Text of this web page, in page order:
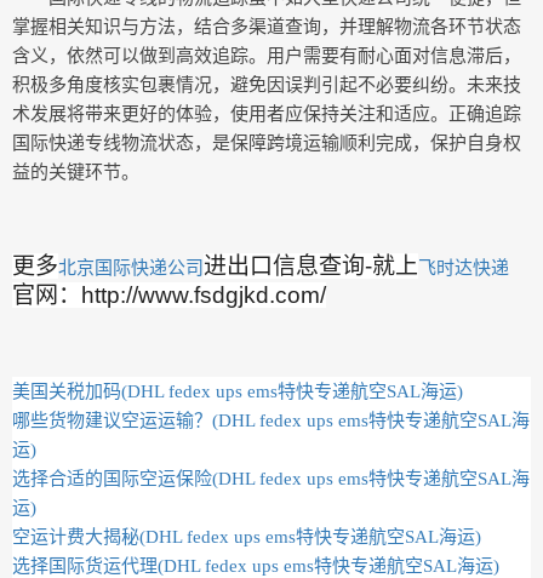
掌握相关知识与方法，结合多渠道查询，并理解物流各环节状态
含义，依然可以做到高效追踪。用户需要有耐心面对信息滞后，
积极多角度核实包裹情况，避免因误判引起不必要纠纷。未来技
术发展将带来更好的体验，使用者应保持关注和适应。正确追踪
国际快递专线物流状态，是保障跨境运输顺利完成，保护自身权
益的关键环节。
更多北京国际快递公司进出口信息查询-就上飞时达快递
官网：http://www.fsdgjkd.com/
美国关税加码(DHL fedex ups ems特快专递航空SAL海运)
哪些货物建议空运运输？(DHL fedex ups ems特快专递航空SAL海
运)
选择合适的国际空运保险(DHL fedex ups ems特快专递航空SAL海
运)
空运计费大揭秘(DHL fedex ups ems特快专递航空SAL海运)
选择国际货运代理(DHL fedex ups ems特快专递航空SAL海运)